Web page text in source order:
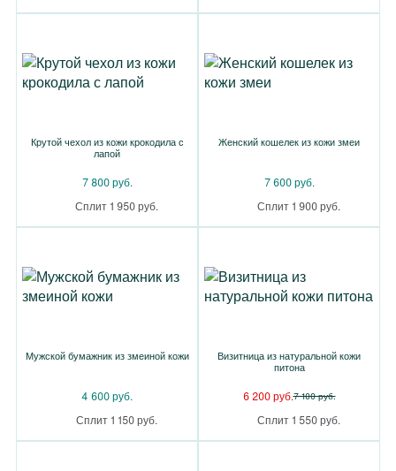
Крутой чехол из кожи крокодила с
лапой
7 800 руб.
Сплит 1 950 руб.
Женский кошелек из кожи змеи
7 600 руб.
Сплит 1 900 руб.
Мужской бумажник из змеиной кожи
4 600 руб.
Сплит 1 150 руб.
Визитница из натуральной кожи
питона
6 200 руб.7 100 руб.
Сплит 1 550 руб.